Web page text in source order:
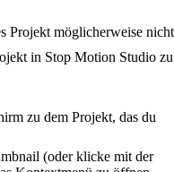
Projekt möglicherweise nicht
in Stop Motion Studio zu
zu dem Projekt, das du
(oder klicke mit der